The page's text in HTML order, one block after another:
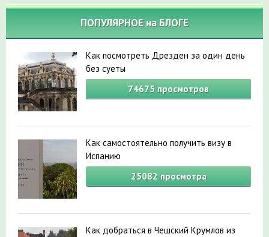
ПОПУЛЯРНОЕ на БЛОГЕ
Как посмотреть Дрезден за один день
без суеты
74675 просмотров
Как самостоятельно получить визу в
Испанию
25082 просмотра
Как добраться в Чешский Крумлов из